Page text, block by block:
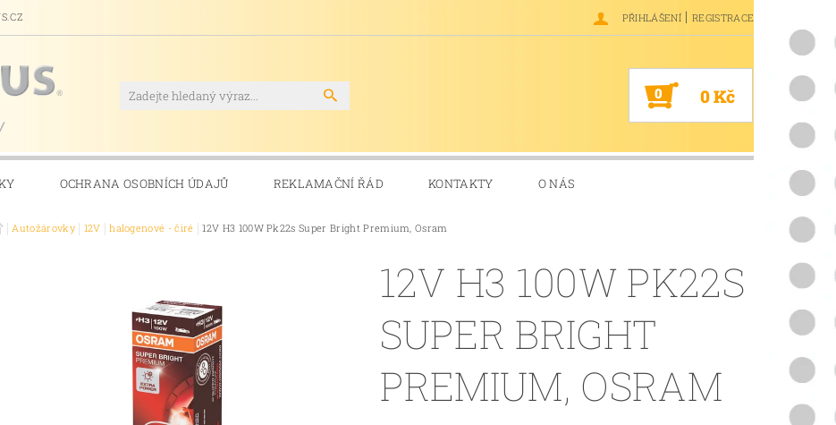
PŘIHLÁŠENÍ | REGISTRACE
0 0 Kč
OCHRANA OSOBNÍCH ÚDAJŮ REKLAMAČNÍ ŘÁD KONTAKTY O NÁS
Autožárovky 12V halogenové - čiré 12V H3 100W Pk22s Super Bright Premium, Osram
12V H3 100W PK22S
SUPER BRIGHT
PREMIUM, OSRAM